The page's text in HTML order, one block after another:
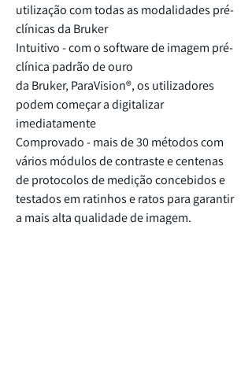
O BioSpec® oferece um desempenho
comprovado, segurança, conveniência e um
funcionamento económico e preparado para
o futuro em mais de 750 laboratórios em todo
o mundo.
Com as nossas novas plataformas e
acessórios multimodais para animais e o
nosso software ParaVision® de última
geração, mais utilizadores do que nunca
podem aceder a um novo nível de pesquisa
mais rapidamente do que imaginam.
utilização com todas as modalidades pré-
clínicas da Bruker
Intuitivo - com o software de imagem pré-
clínica padrão de ouro
da Bruker, ParaVision®, os utilizadores
podem começar a digitalizar
imediatamente
Comprovado - mais de 30 métodos com
vários módulos de contraste e centenas
de protocolos de medição concebidos e
testados em ratinhos e ratos para garantir
a mais alta qualidade de imagem.